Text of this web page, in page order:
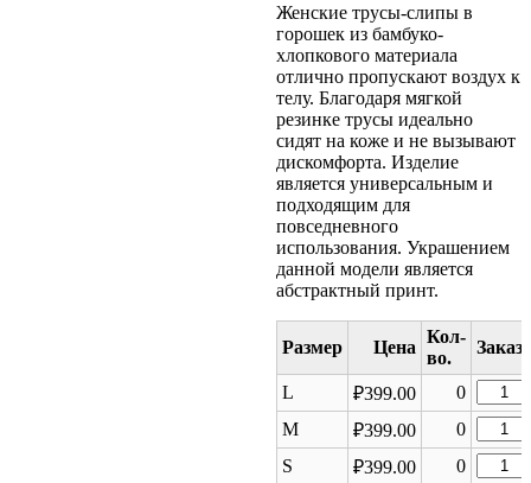
Женские трусы-слипы в
горошек из бамбуко-
хлопкового материала
отлично пропускают воздух к
телу. Благодаря мягкой
резинке трусы идеально
сидят на коже и не вызывают
дискомфорта. Изделие
является универсальным и
подходящим для
повседневного
использования. Украшением
данной модели является
абстрактный принт.
Размер Цена
L ₽399.00 0
товара
Трусы
M ₽399.00 0
товара
S ₽399.00 0